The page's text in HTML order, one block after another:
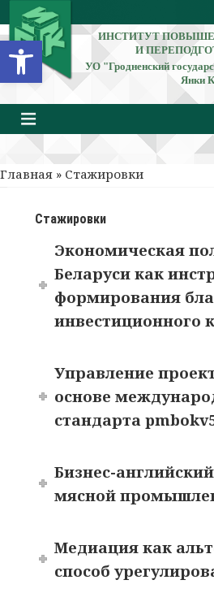
Открыть панель инструментов
ИНСТИТУТ
И
УО "Гродненский
Янки
Главная » Стажировки
Стажировки
Экономическая
Беларуси как
формирования
инвестиционного
Управление
основе
стандарта
Бизнес-
мясной
Медиация как
способ